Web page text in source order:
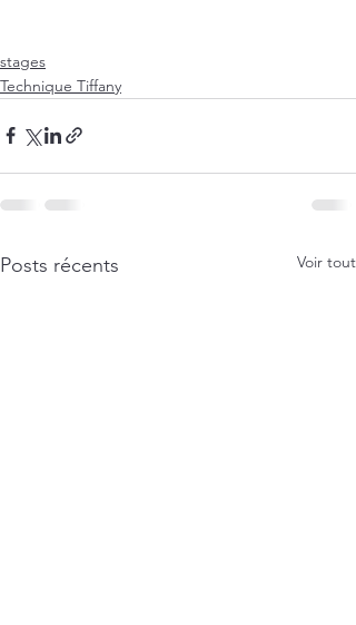
stages
Technique Tiffany
Posts récents Voir tout